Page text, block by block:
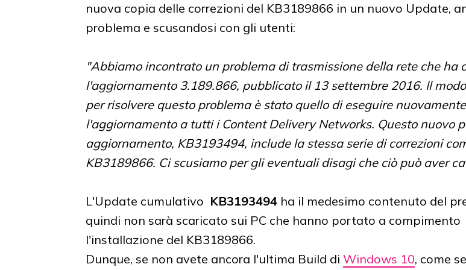
nuova copia delle correzioni del KB3189866 in un nuovo Update,
problema e scusandosi con gli utenti:
"Abbiamo incontrato un problema di trasmissione della rete che ha
l'aggiornamento 3.189.866, pubblicato il 13 settembre 2016. Il
per risolvere questo problema è stato quello di eseguire nuovamente
l'aggiornamento a tutti i Content Delivery Networks. Questo nuovo
aggiornamento, KB3193494, include la stessa serie di correzioni
KB3189866. Ci scusiamo per gli eventuali disagi che ciò può aver
L'Update cumulativo KB3193494 ha il medesimo contenuto del
quindi non sarà scaricato sui PC che hanno portato a compimento
l'installazione del KB3189866.
Dunque, se non avete ancora l'ultima Build di Windows 10, come